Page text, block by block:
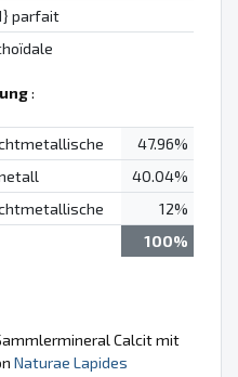
parfait
:
47.96%
40.04%
12%
100%
Calcit mit
Naturae Lapides